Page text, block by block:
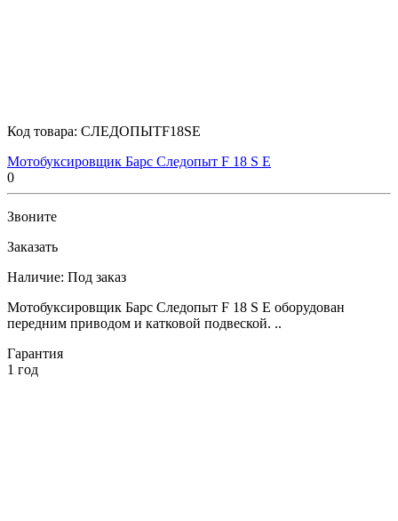
Код товара: СЛЕДОПЫТF18SE
Мотобуксировщик Барс Следопыт F 18 S E
0
Звоните
Заказать
Наличие: Под заказ
Мотобуксировщик Барс Следопыт F 18 S E оборудован
передним приводом и катковой подвеской. ..
Гарантия
1 год